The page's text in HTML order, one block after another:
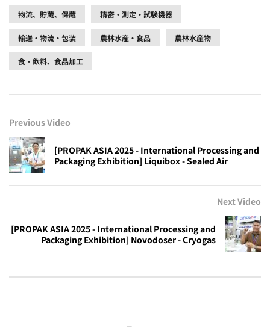
物流、貯蔵、保蔵 精密・測定・試験機器
輸送・物流・包装 農林水産・食品 農林水産物
食・飲料、食品加工
Previous Video
[PROPAK ASIA 2025 - International Processing and
Packaging Exhibition] Liquibox - Sealed Air
Next Video
[PROPAK ASIA 2025 - International Processing and
Packaging Exhibition] Novodoser - Cryogas